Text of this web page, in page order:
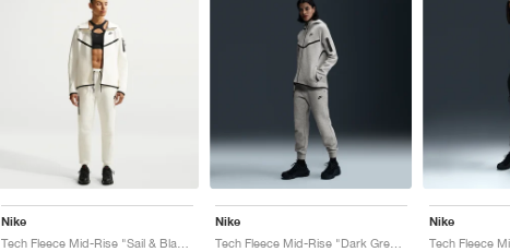
Nike Nike
Tech Fleece Mid-Rise "Dark Grey Heather & Black"
Nike
Tech Fleece